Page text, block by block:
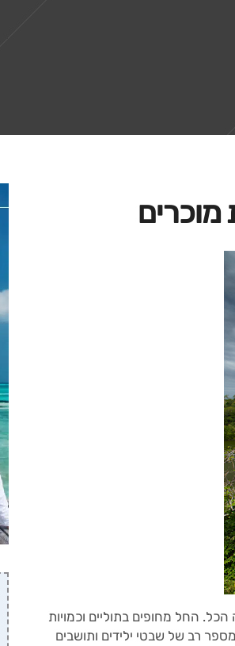
האסיאתי, ביתם של יותר מ 7,107 איים ויש בה הכל. החל מחופים בתוליים וכמויות
רב של שבטי ילידים ותושבים